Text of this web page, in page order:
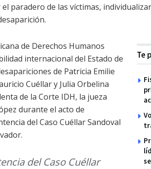
paradero de las víctimas,
Te
de Derechos Humanos
internacional del Estado de
de Patricia Emilie
Cuéllar y Julia Orbelina
de la Corte IDH, la jueza
durante el acto de
del Caso Cuéllar Sandoval
del Caso Cuéllar